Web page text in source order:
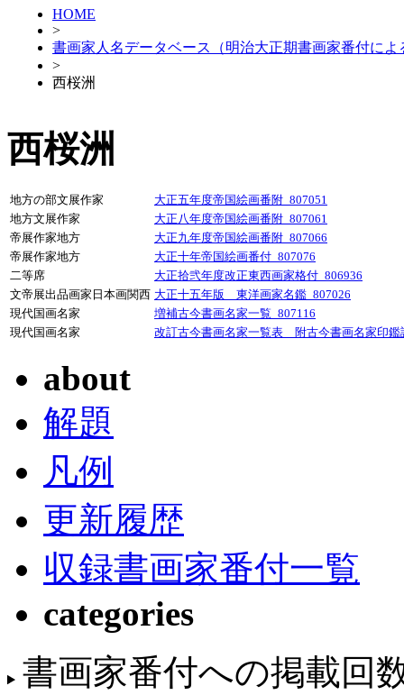
HOME
>
書画家人名データベース（明治大正期書画家番付によ
>
西桜洲
西桜洲
地方の部文展作家
大正五年度帝国絵画番附_807051
地方文展作家
大正八年度帝国絵画番附_807061
帝展作家地方
大正九年度帝国絵画番附_807066
帝展作家地方
大正十年帝国絵画番付_807076
二等席
大正拾弐年度改正東西画家格付_806936
文帝展出品画家日本画関西 大正十五年版 東洋画家名鑑_807026
現代国画名家
増補古今書画名家一覧_807116
現代国画名家
改訂古今書画名家一覧表 附古今書画名家印鑑
about
解題
凡例
更新履歴
収録書画家番付一覧
categories
書画家番付への掲載回